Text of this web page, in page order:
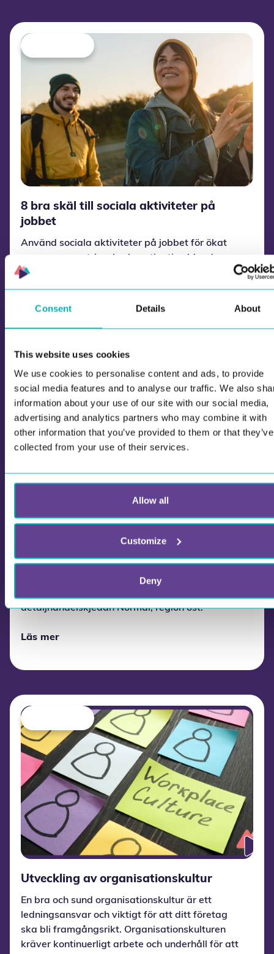
Consent Details About
This website uses cookies
We use cookies to personalise content and ads, to provide
social media features and to analyse our traffic. We also
information about your use of our site with our social media,
advertising and analytics partners who may combine it with
other information that you’ve provided to them or that they’ve
collected from your use of their services.
Allow all
Customize
Deny
8 bra skäl till sociala aktiviteter på
jobbet
Använd sociala aktiviteter på jobbet för ökat
engagemang, trivsel och motivation bland
medarbetarna. Få bra teambuildingtips som är
enkla att genomföra.
Stort engagemang på Normals
detaljhandelskjedan Normal, region öst.
Läs mer
Utveckling av organisationskultur
En bra och sund organisationskultur är ett
ledningsansvar och viktigt för att ditt företag
ska bli framgångsrikt. Organisationskulturen
kräver kontinuerligt arbete och underhåll för att